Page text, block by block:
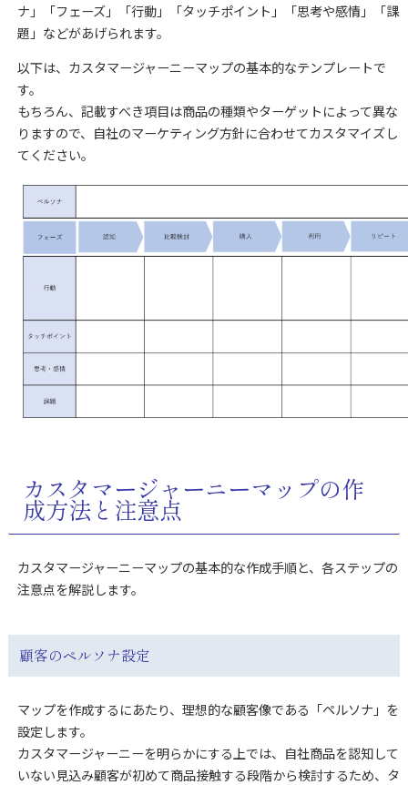
ナ」「フェーズ」「行動」「タッチポイント」「思考や感情」「課
題」などがあげられます。
以下は、カスタマージャーニーマップの基本的なテンプレートで
す。
もちろん、記載すべき項目は商品の種類やターゲットによって異な
りますので、自社のマーケティング方針に合わせてカスタマイズし
てください。
カスタマージャーニーマップの作
成方法と注意点
カスタマージャーニーマップの基本的な作成手順と、各ステップの
注意点を解説します。
顧客のペルソナ設定
マップを作成するにあたり、理想的な顧客像である「ペルソナ」を
設定します。
カスタマージャーニーを明らかにする上では、自社商品を認知して
いない見込み顧客が初めて商品接触する段階から検討するため、タ